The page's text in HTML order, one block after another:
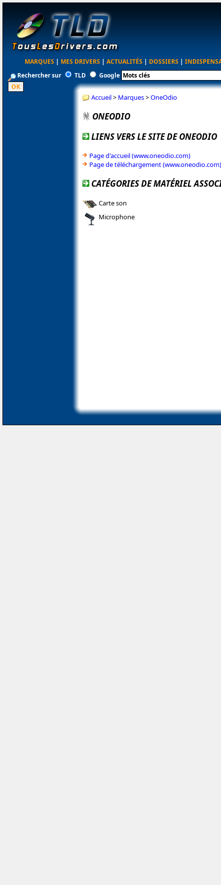
MARQUES | MES DRIVERS | ACTUALITÉS | DOSSIERS |
Rechercher sur
TLD Google
Accueil> Marques>OneOdio
ONEODIO
LIENS VERS LE SITE DE ONEODIO
Page d'accueil (www.oneodio.com)
Page de téléchargement (www.oneodio.com)
CATÉGORIES DE MATÉRIEL
Carte son
Microphone